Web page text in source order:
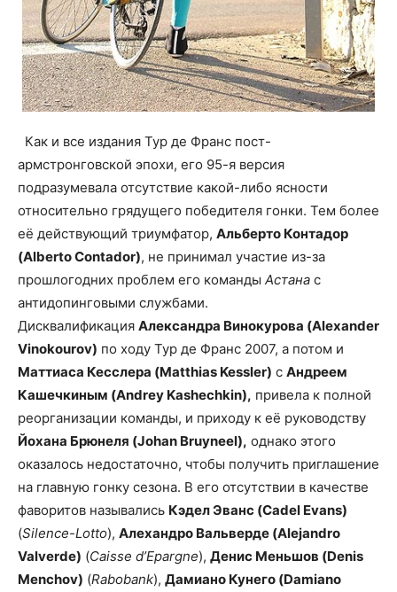
Как и все издания Тур де Франс пост-
армстронговской эпохи, его 95-я версия
подразумевала отсутствие какой-либо ясности
относительно грядущего победителя гонки. Тем более
её действующий триумфатор, Альберто Контадор
(Alberto Contador), не принимал участие из-за
прошлогодних проблем его команды Астана с
антидопинговыми службами.
Дисквалификация Александра Винокурова (Alexander
Vinokourov) по ходу Тур де Франс 2007, а потом и
Маттиаса Кесслера (Matthias Kessler) с Андреем
Кашечкиным (Andrey Kashechkin), привела к полной
реорганизации команды, и приходу к её руководству
Йохана Брюнеля (Johan Bruyneel), однако этого
оказалось недостаточно, чтобы получить приглашение
на главную гонку сезона. В его отсутствии в качестве
фаворитов назывались Кэдел Эванс (Cadel Evans)
(Silence-Lotto), Алехандро Вальверде (Alejandro
Valverde) (Caisse d’Epargne), Денис Меньшов (Denis
Menchov) (Rabobank), Дамиано Кунего (Damiano